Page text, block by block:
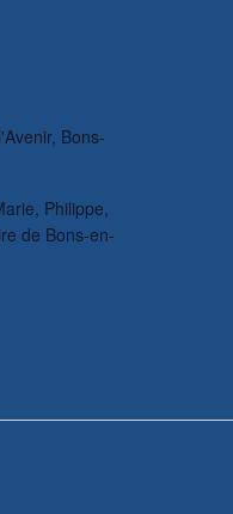
Bons-
Philippe,
de Bons-en-